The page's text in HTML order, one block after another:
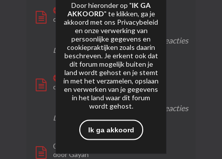
1.2 Golden willow
doorbruijntjeluc
0 reacties64 weergaven 0 reacties
Laatste bericht17-09-2024, 16:18
1.2 Dictator domination
doorbruijntjeluc
0 reacties 73 weergaven 0 reacties
Laatste bericht17-09-2024, 16:11
0646 - 400 Shots Total Display Show
doorGayan
Door hieronder op "IK GA
AKKOORD" te klikken, ga je
akkoord met ons Privacybeleid
en onze verwerking van
persoonlijke gegevens en
cookiepraktijken zoals daarin
beschreven. Je erkent ook dat
dit forum mogelijk buiten je
land wordt gehost en je stemt
in met het verzamelen, opslaan
en verwerken van je gegevens
in het land waar dit forum
wordt gehost.
Ik ga akkoord